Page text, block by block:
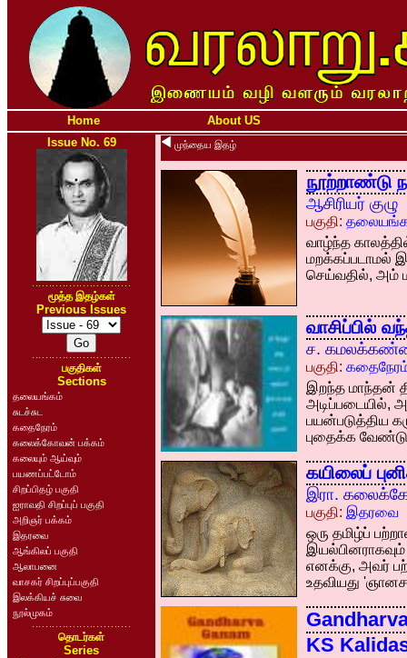
Home
About US
Issue No. 69
மூத்த இதழ்கள்
Previous Issues
பகுதிகள்
Sections
தலையங்கம்
சுடச்சுட
கதைநேரம்
கலைக்கோவன் பக்கம்
கலையும் ஆய்வும்
பயணப்பட்டோம்
சிறப்பிதழ் பகுதி
ஐராவதி சிறப்புப் பகுதி
அறிஞர் பக்கம்
இதரவை
ஆங்கிலப் பகுதி
ஆலாபனை
வாசகர் சிறப்புப்பகுதி
இலக்கியச் சுவை
நூல்முகம்
தொடர்கள்
Series
முந்தைய இதழ்
நூற்றாண்டு
ஆசிரியர் குழு
பகுதி:
வாழ்ந்த
மறக்கப்படாமல்
செய்வதில், அம்
வாசிப்பில்
ச.
பகுதி:
இறந்த மாந்தன்
அடிப்படையில்,
பயன்படுத்திய
புதைக்க
கயிலைப்
இரா.
பகுதி: இதரவை
ஒரு தமிழ்ப்
எனக்கு, அவர்
உதவியது
KS